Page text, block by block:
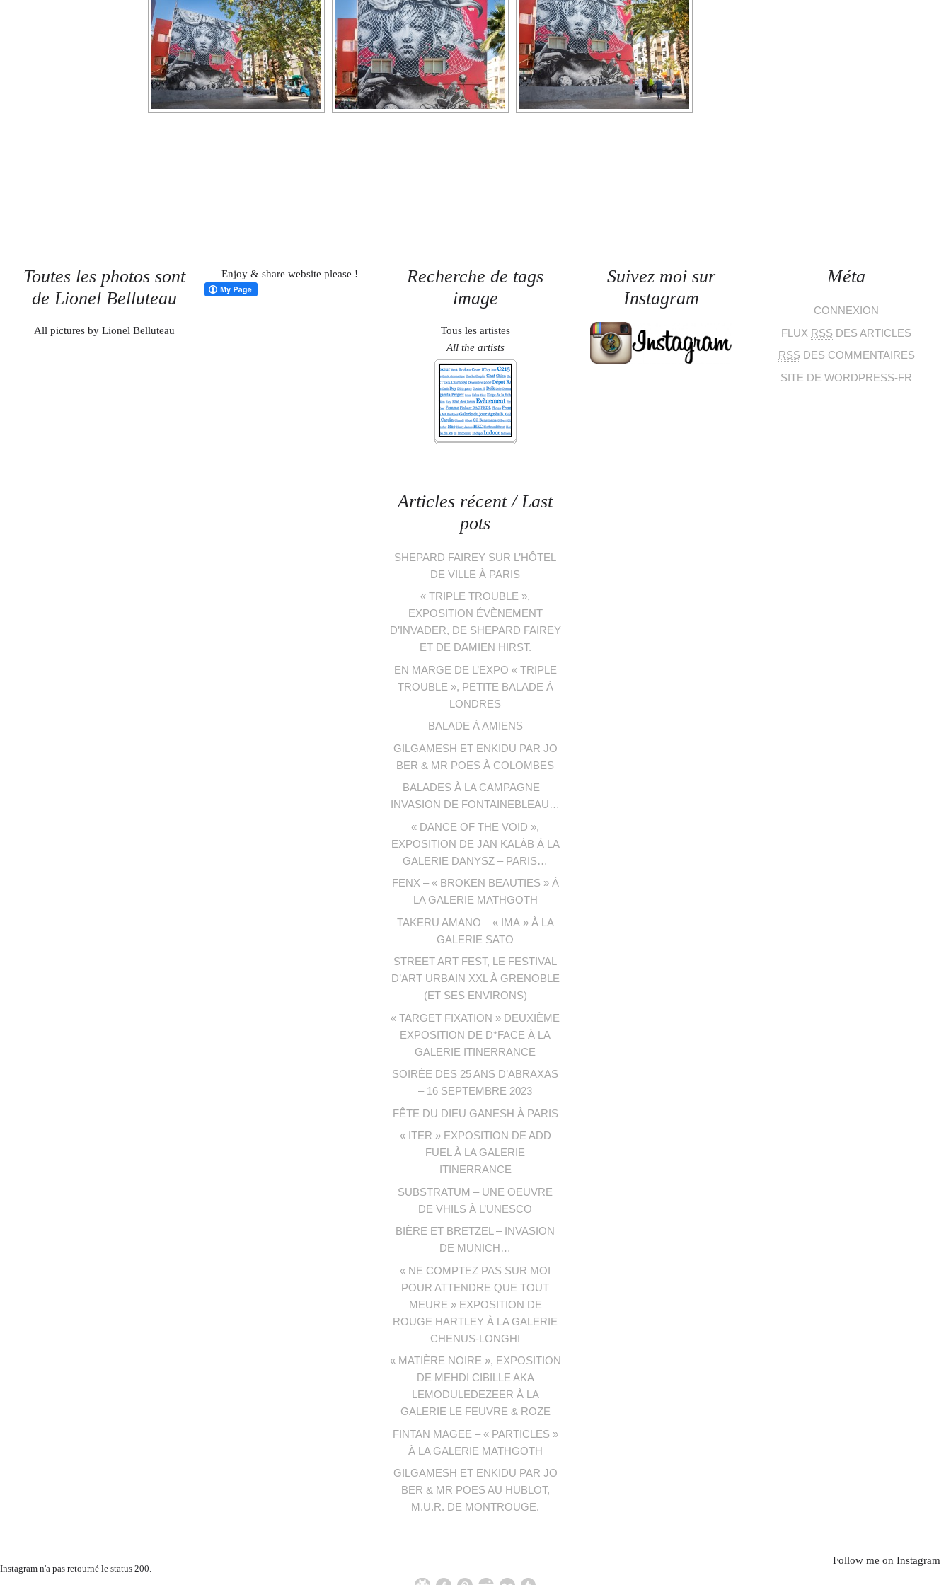
Toutes les photos sont
de Lionel Belluteau
All pictures by Lionel Belluteau
Enjoy & share website please !
Recherche de tags
image
Tous les artistes
All the artists
Suivez moi sur
Instagram
Méta
CONNEXION
FLUX RSS DES ARTICLES
RSS DES COMMENTAIRES
SITE DE WORDPRESS-FR
Articles récent / Last
pots
SHEPARD FAIREY SUR L’HÔTEL
DE VILLE À PARIS
« TRIPLE TROUBLE »,
EXPOSITION ÉVÈNEMENT
D’INVADER, DE SHEPARD FAIREY
ET DE DAMIEN HIRST.
EN MARGE DE L’EXPO « TRIPLE
TROUBLE », PETITE BALADE À
LONDRES
BALADE À AMIENS
GILGAMESH ET ENKIDU PAR JO
BER & MR POES À COLOMBES
BALADES À LA CAMPAGNE –
INVASION DE FONTAINEBLEAU…
« DANCE OF THE VOID »,
EXPOSITION DE JAN KALÁB À LA
GALERIE DANYSZ – PARIS…
FENX – « BROKEN BEAUTIES » À
LA GALERIE MATHGOTH
TAKERU AMANO – « IMA » À LA
GALERIE SATO
STREET ART FEST, LE FESTIVAL
D’ART URBAIN XXL À GRENOBLE
(ET SES ENVIRONS)
« TARGET FIXATION » DEUXIÈME
EXPOSITION DE D*FACE À LA
GALERIE ITINERRANCE
SOIRÉE DES 25 ANS D’ABRAXAS
– 16 SEPTEMBRE 2023
FÊTE DU DIEU GANESH À PARIS
« ITER » EXPOSITION DE ADD
FUEL À LA GALERIE
ITINERRANCE
SUBSTRATUM – UNE OEUVRE
DE VHILS À L’UNESCO
BIÈRE ET BRETZEL – INVASION
DE MUNICH…
« NE COMPTEZ PAS SUR MOI
POUR ATTENDRE QUE TOUT
MEURE » EXPOSITION DE
ROUGE HARTLEY À LA GALERIE
CHENUS-LONGHI
« MATIÈRE NOIRE », EXPOSITION
DE MEHDI CIBILLE AKA
LEMODULEDEZEER À LA
GALERIE LE FEUVRE & ROZE
FINTAN MAGEE – « PARTICLES »
À LA GALERIE MATHGOTH
GILGAMESH ET ENKIDU PAR JO
BER & MR POES AU HUBLOT,
M.U.R. DE MONTROUGE.
Instagram n'a pas retourné le status 200.
Follow me on Instagram